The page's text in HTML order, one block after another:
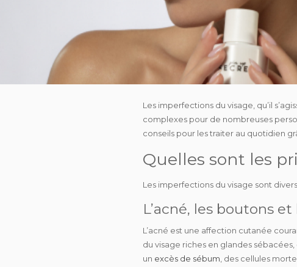
Les imperfections du visage , qu’il
complexes pour de nombreuses
conseils pour les traiter au quotidien
Quelles sont les
Les imperfections du visage sont
L’acné, les boutons
L’acné est une affection cutanée
du visage riches en glandes
un excès de sébum , des cellules